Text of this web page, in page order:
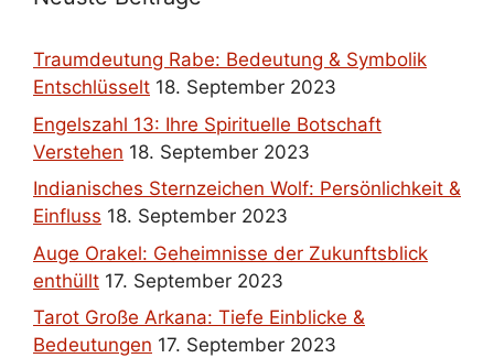
Traumdeutung Rabe: Bedeutung & Symbolik
Entschlüsselt 18. September 2023
Engelszahl 13: Ihre Spirituelle Botschaft
Verstehen 18. September 2023
Indianisches Sternzeichen Wolf: Persönlichkeit &
Einfluss 18. September 2023
Auge Orakel: Geheimnisse der Zukunftsblick
enthüllt 17. September 2023
Tarot Große Arkana: Tiefe Einblicke &
Bedeutungen 17. September 2023